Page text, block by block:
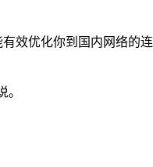
效优化你到国内网络的